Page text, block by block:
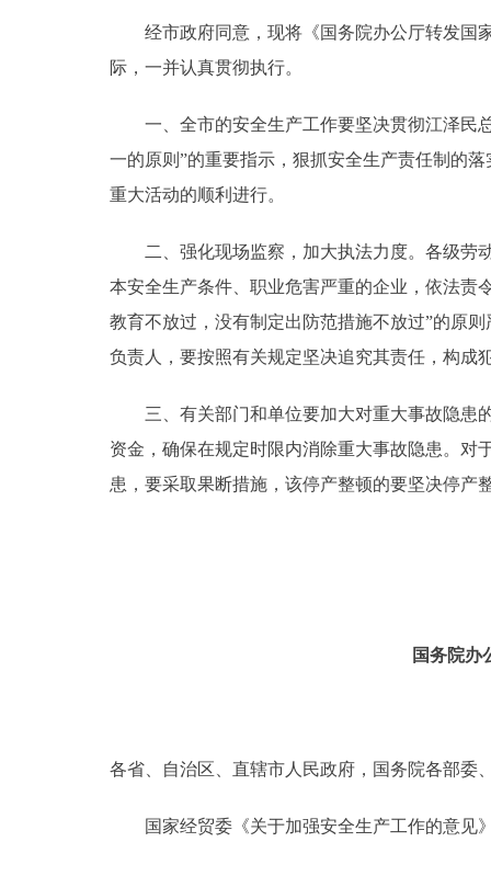
政务服务
中介服务
政民互动
12345网上接诉即办
参与调查
走进北京
DEUTSCH
ESPAÑOL
经市政府同意，现将《国务院办公厅转发国家
际，一并认真贯彻执行。
一、全市的安全生产工作要坚决贯彻江泽民总
一的原则”的重要指示，狠抓安全生产责任制的
重大活动的顺利进行。
二、强化现场监察，加大执法力度。各级劳动
本安全生产条件、职业危害严重的企业，依法责
教育不放过，没有制定出防范措施不放过”的原
负责人，要按照有关规定坚决追究其责任，构成
三、有关部门和单位要加大对重大事故隐患的
资金，确保在规定时限内消除重大事故隐患。对
患，要采取果断措施，该停产整顿的要坚决停产
国务院办
各省、自治区、直辖市人民政府，国务院各部委
国家经贸委《关于加强安全生产工作的意见